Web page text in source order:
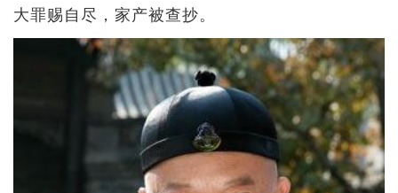
大罪赐自尽，家产被查抄。